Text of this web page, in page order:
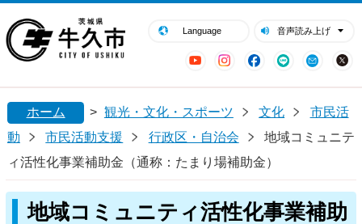
Language 音声読み上げ
YouTubeInstagram
Facebook
LINE Mail
閉じる
ホーム > 観光・文化・スポーツ 文化
市民活
動
市民活動支援 行政区・自治会
地域コミュニテ
ィ活性化事業補助金（通称：たまり場補助金）
地域コミュニティ活性化事業補助